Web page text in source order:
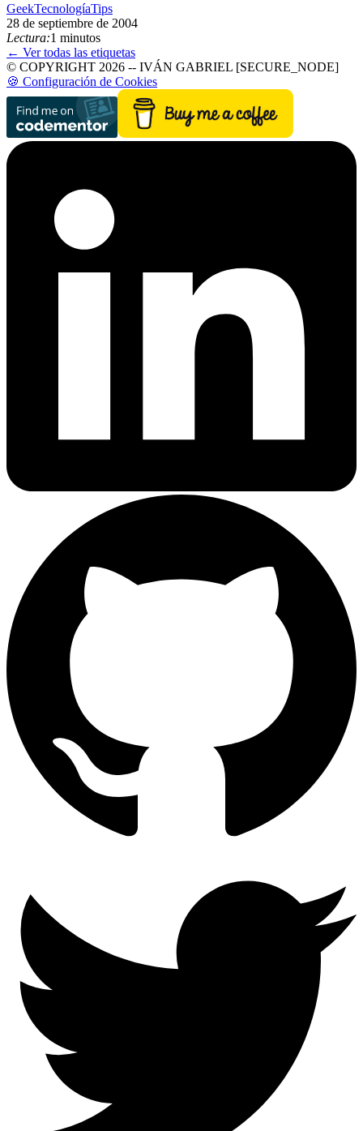
GeekTecnologíaTips
28 de septiembre de 2004
Lectura:1 minutos
← Ver todas las etiquetas
© COPYRIGHT 2026 -- IVÁN GABRIEL [SECURE_NODE]
🍪 Configuración de Cookies